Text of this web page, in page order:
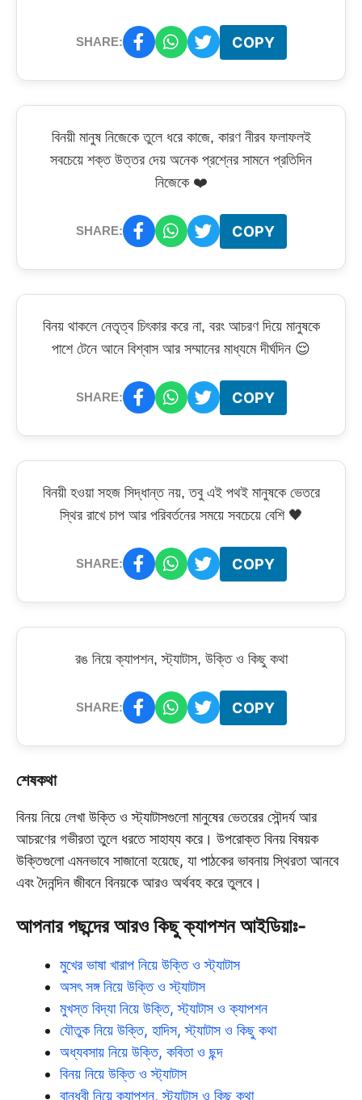
SHARE: COPY
বিনয়ী মানুষ নিজেকে তুলে ধরে কাজে, কারণ নীরব ফলাফলই
সবচেয়ে শক্ত উত্তর দেয় অনেক প্রশ্নের সামনে প্রতিদিন
নিজেকে ❤️
SHARE: COPY
বিনয় থাকলে নেতৃত্ব চিৎকার করে না, বরং আচরণ দিয়ে মানুষকে
পাশে টেনে আনে বিশ্বাস আর সম্মানের মাধ্যমে দীর্ঘদিন 😌
SHARE: COPY
বিনয়ী হওয়া সহজ সিদ্ধান্ত নয়, তবু এই পথই মানুষকে ভেতরে
স্থির রাখে চাপ আর পরিবর্তনের সময়ে সবচেয়ে বেশি 🖤
SHARE: COPY
রঙ নিয়ে ক্যাপশন, স্ট্যাটাস, উক্তি ও কিছু কথা
SHARE: COPY
শেষকথা
বিনয় নিয়ে লেখা উক্তি ও স্ট্যাটাসগুলো মানুষের ভেতরের সৌন্দর্য আর
আচরণের গভীরতা তুলে ধরতে সাহায্য করে। উপরোক্ত বিনয় বিষয়ক
উক্তিগুলো এমনভাবে সাজানো হয়েছে, যা পাঠকের ভাবনায় স্থিরতা আনবে
এবং দৈনন্দিন জীবনে বিনয়কে আরও অর্থবহ করে তুলবে।
আপনার পছন্দের আরও কিছু ক্যাপশন আইডিয়াঃ-
মুখের ভাষা খারাপ নিয়ে উক্তি ও স্ট্যাটাস
অসৎ সঙ্গ নিয়ে উক্তি ও স্ট্যাটাস
মুখস্ত বিদ্যা নিয়ে উক্তি, স্ট্যাটাস ও ক্যাপশন
যৌতুক নিয়ে উক্তি, হাদিস, স্ট্যাটাস ও কিছু কথা
অধ্যবসায় নিয়ে উক্তি, কবিতা ও ছন্দ
বিনয় নিয়ে উক্তি ও স্ট্যাটাস
বান্ধবী নিয়ে ক্যাপশন, স্ট্যাটাস ও কিছু কথা